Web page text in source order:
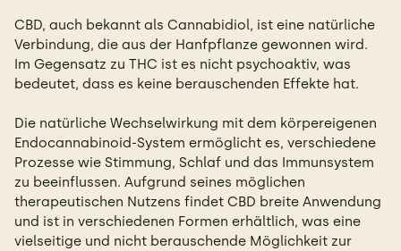
CBD, auch bekannt als Cannabidiol, ist eine natürliche
Verbindung, die aus der Hanfpflanze gewonnen wird.
Im Gegensatz zu THC ist es nicht psychoaktiv, was
bedeutet, dass es keine berauschenden Effekte hat.
Die natürliche Wechselwirkung mit dem körpereigenen
Endocannabinoid-System ermöglicht es, verschiedene
Prozesse wie Stimmung, Schlaf und das Immunsystem
zu beeinflussen. Aufgrund seines möglichen
therapeutischen Nutzens findet CBD breite Anwendung
und ist in verschiedenen Formen erhältlich, was eine
vielseitige und nicht berauschende Möglichkeit zur